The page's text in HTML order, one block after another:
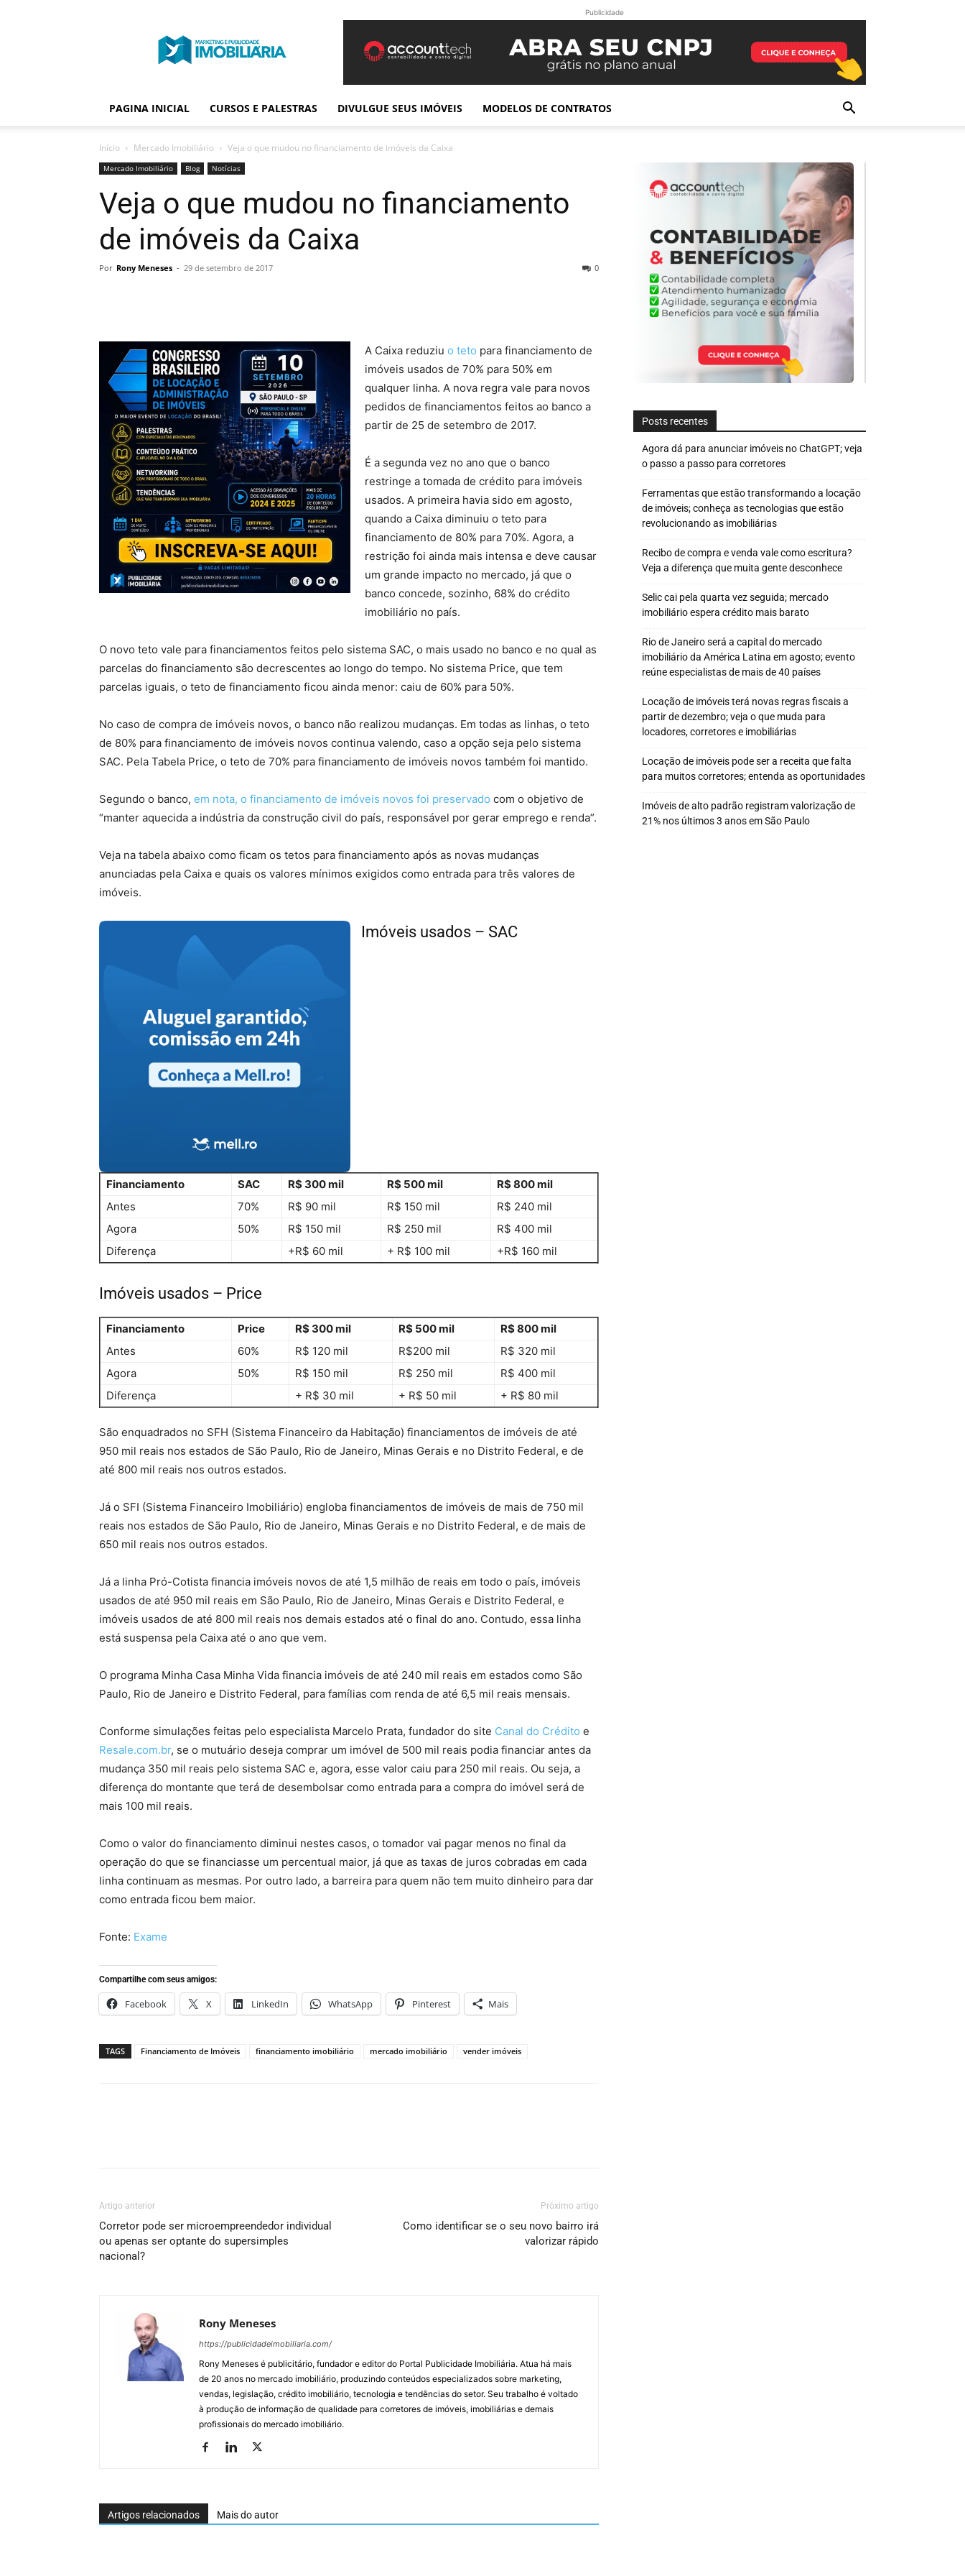
Publicidade
Imobiliária
Publicidade
PAGINA INICIAL CURSOS E PALESTRAS DIVULGUE SEUS IMÓVEIS MODELOS DE CONTRATOS
Início Mercado Imobiliário Veja o que mudou no financiamento de imóveis da Caixa
Mercado Imobiliário Blog Notícias
Veja o que mudou no financiamento
de imóveis da Caixa
Por Rony Meneses - 29 de setembro de 2017 0
A Caixa reduziu o teto para financiamento de
imóveis usados de 70% para 50% em
qualquer linha. A nova regra vale para novos
pedidos de financiamentos feitos ao banco a
partir de 25 de setembro de 2017.
É a segunda vez no ano que o banco
restringe a tomada de crédito para imóveis
usados. A primeira havia sido em agosto,
quando a Caixa diminuiu o teto para
financiamento de 80% para 70%. Agora, a
restrição foi ainda mais intensa e deve causar
um grande impacto no mercado, já que o
banco concede, sozinho, 68% do crédito
imobiliário no país.
O novo teto vale para financiamentos feitos pelo sistema SAC, o mais usado no banco e no qual as
parcelas do financiamento são decrescentes ao longo do tempo. No sistema Price, que tem
parcelas iguais, o teto de financiamento ficou ainda menor: caiu de 60% para 50%.
No caso de compra de imóveis novos, o banco não realizou mudanças. Em todas as linhas, o teto
de 80% para financiamento de imóveis novos continua valendo, caso a opção seja pelo sistema
SAC. Pela Tabela Price, o teto de 70% para financiamento de imóveis novos também foi mantido.
Segundo o banco, em nota, o financiamento de imóveis novos foi preservado com o objetivo de
“manter aquecida a indústria da construção civil do país, responsável por gerar emprego e renda”.
Veja na tabela abaixo como ficam os tetos para financiamento após as novas mudanças
anunciadas pela Caixa e quais os valores mínimos exigidos como entrada para três valores de
imóveis.
Imóveis usados – SAC
Financiamento SAC R$ 300 mil R$ 500 mil
R$ 800 mil
Antes
70% R$ 90 mil R$ 150 mil
R$ 240 mil
Agora
50% R$ 150 mil R$ 250 mil
R$ 400 mil
Diferença
+R$ 60 mil + R$ 100 mil +R$ 160 mil
Imóveis usados – Price
Financiamento Price R$ 300 mil R$ 500 mil
R$ 800 mil
Antes
60% R$ 120 mil R$200 mil
R$ 320 mil
Agora
50% R$ 150 mil R$ 250 mil
R$ 400 mil
Diferença
+ R$ 30 mil + R$ 50 mil + R$ 80 mil
São enquadrados no SFH (Sistema Financeiro da Habitação) financiamentos de imóveis de até
950 mil reais nos estados de São Paulo, Rio de Janeiro, Minas Gerais e no Distrito Federal, e de
até 800 mil reais nos outros estados.
Já o SFI (Sistema Financeiro Imobiliário) engloba financiamentos de imóveis de mais de 750 mil
reais nos estados de São Paulo, Rio de Janeiro, Minas Gerais e no Distrito Federal, e de mais de
650 mil reais nos outros estados.
Já a linha Pró-Cotista financia imóveis novos de até 1,5 milhão de reais em todo o país, imóveis
usados de até 950 mil reais em São Paulo, Rio de Janeiro, Minas Gerais e Distrito Federal, e
imóveis usados de até 800 mil reais nos demais estados até o final do ano. Contudo, essa linha
está suspensa pela Caixa até o ano que vem.
O programa Minha Casa Minha Vida financia imóveis de até 240 mil reais em estados como São
Paulo, Rio de Janeiro e Distrito Federal, para famílias com renda de até 6,5 mil reais mensais.
Conforme simulações feitas pelo especialista Marcelo Prata, fundador do site Canal do Crédito e
Resale.com.br, se o mutuário deseja comprar um imóvel de 500 mil reais podia financiar antes da
mudança 350 mil reais pelo sistema SAC e, agora, esse valor caiu para 250 mil reais. Ou seja, a
diferença do montante que terá de desembolsar como entrada para a compra do imóvel será de
mais 100 mil reais.
Como o valor do financiamento diminui nestes casos, o tomador vai pagar menos no final da
operação do que se financiasse um percentual maior, já que as taxas de juros cobradas em cada
linha continuam as mesmas. Por outro lado, a barreira para quem não tem muito dinheiro para dar
como entrada ficou bem maior.
Fonte: Exame
Compartilhe com seus amigos:
Facebook X LinkedIn WhatsApp Pinterest Mais
TAGS Financiamento de Imóveis financiamento imobiliário mercado imobiliário vender imóveis
Artigo anterior
Corretor pode ser microempreendedor individual
ou apenas ser optante do supersimples
nacional?
Próximo artigo
Como identificar se o seu novo bairro irá
valorizar rápido
Rony Meneses
https://publicidadeimobiliaria.com/
Rony Meneses é publicitário, fundador e editor do Portal Publicidade Imobiliária. Atua há mais
de 20 anos no mercado imobiliário, produzindo conteúdos especializados sobre marketing,
vendas, legislação, crédito imobiliário, tecnologia e tendências do setor. Seu trabalho é voltado
à produção de informação de qualidade para corretores de imóveis, imobiliárias e demais
profissionais do mercado imobiliário.
Artigos relacionados Mais do autor
Posts recentes
Agora dá para anunciar imóveis no ChatGPT; veja
o passo a passo para corretores
Ferramentas que estão transformando a locação
de imóveis; conheça as tecnologias que estão
revolucionando as imobiliárias
Recibo de compra e venda vale como escritura?
Veja a diferença que muita gente desconhece
Selic cai pela quarta vez seguida; mercado
imobiliário espera crédito mais barato
Rio de Janeiro será a capital do mercado
imobiliário da América Latina em agosto; evento
reúne especialistas de mais de 40 países
Locação de imóveis terá novas regras fiscais a
partir de dezembro; veja o que muda para
locadores, corretores e imobiliárias
Locação de imóveis pode ser a receita que falta
para muitos corretores; entenda as oportunidades
Imóveis de alto padrão registram valorização de
21% nos últimos 3 anos em São Paulo